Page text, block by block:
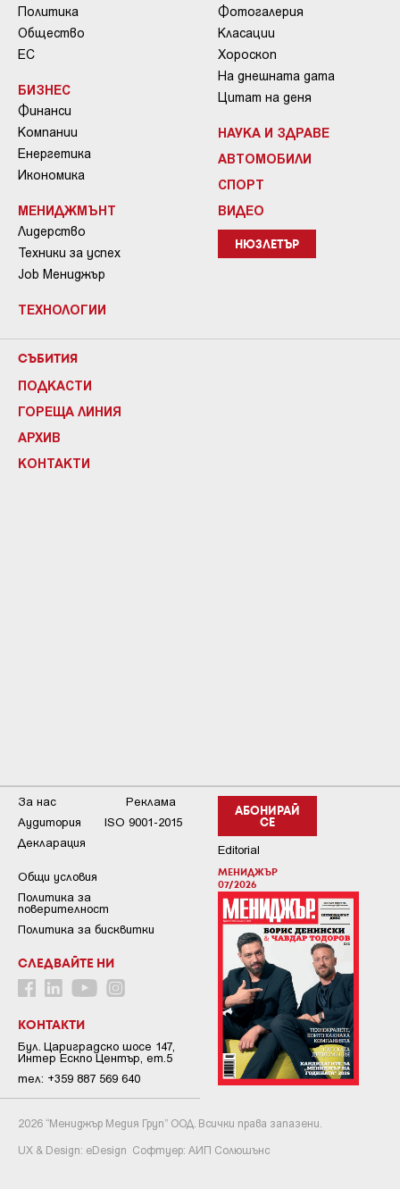
Политика
Общество
ЕС
БИЗНЕС
Финанси
Компании
Енергетика
Икономика
МЕНИДЖМЪНТ
Лидерство
Техники за успех
Job Мениджър
ТЕХНОЛОГИИ
Фотогалерия
Класации
Хороскоп
На днешната дата
Цитат на деня
НАУКА И ЗДРАВЕ
АВТОМОБИЛИ
СПОРТ
ВИДЕО
НЮЗЛЕТЪР
СЪБИТИЯ
ПОДКАСТИ
ГОРЕЩА ЛИНИЯ
АРХИВ
КОНТАКТИ
АБОНИРАЙ
СЕ
Editorial
МЕНИДЖЪР
07/2026
За нас
Реклама
Аудитория
ISO 9001-2015
Декларация
Общи условия
Пoлитикa зa
пoвepитeлнocт
Политика за бисквитки
СЛЕДВАЙТЕ НИ
КОНТАКТИ
Бул. Цариградско шосе 147,
Интер Ескпо Център, ет.5
тел: +359 887 569 640
2026 “Мениджър Медия Груп” ООД. Всички права запазени.
UX & Design: eDesign Софтуер: АИП Солюшънс